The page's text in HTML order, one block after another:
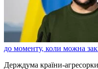
до моменту, коли можна
Держдума країни-